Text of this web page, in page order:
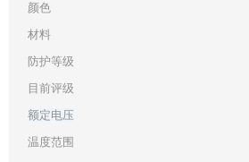
颜色
材料
防护等级
目前评级
额定电压
温度范围